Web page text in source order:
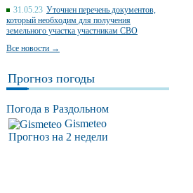
31.05.23 Уточнен перечень документов,
который необходим для получения
земельного участка участникам СВО
Все новости →
Прогноз погоды
Погода в Раздольном
Gismeteo
Прогноз на 2 недели